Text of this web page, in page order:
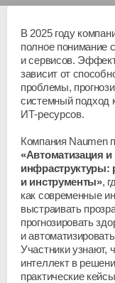
В 2025 году
полное понимание
и сервисов.
зависит от
проблемы,
системный подход
ИТ-ресурсов.
Компания Naumen
«Автоматизация
инфраструктуры:
и инструменты»,
как современные
выстраивать
прогнозировать
и
Участники узнают,
интеллект в
практические